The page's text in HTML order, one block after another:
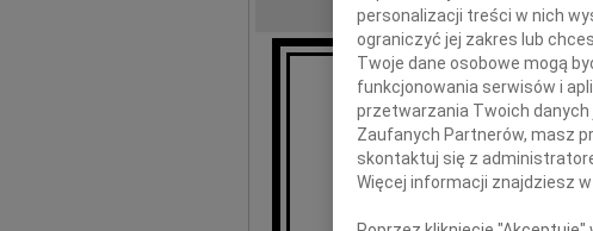
personalizacji treści w nich
ograniczyć jej zakres lub
Twoje dane osobowe mogą
funkcjonowania serwisów i
przetwarzania Twoich danych
Zaufanych Partnerów, masz
skontaktuj się z
Więcej informacji znajdziesz w